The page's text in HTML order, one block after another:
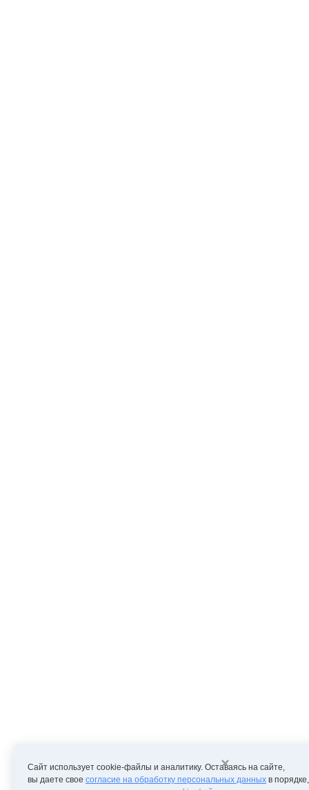
×
Сайт использует cookie-файлы и аналитику. Оставаясь на сайте,
вы даете свое согласие на обработку персональных данных в порядке,